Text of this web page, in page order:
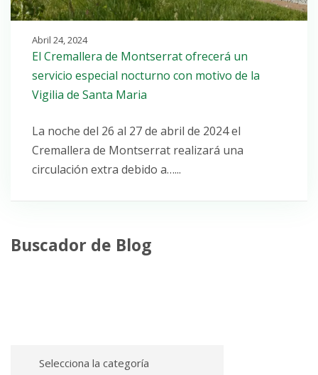
Abril 24, 2024
El Cremallera de Montserrat ofrecerá un
servicio especial nocturno con motivo de la
Vigilia de Santa Maria
La noche del 26 al 27 de abril de 2024 el
Cremallera de Montserrat realizará una
circulación extra debido a…...
Buscador de Blog